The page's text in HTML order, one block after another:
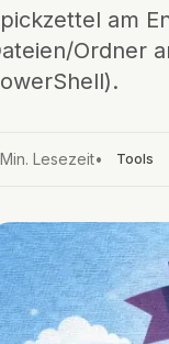
am
Ordner
Min. Lesezeit• Tools